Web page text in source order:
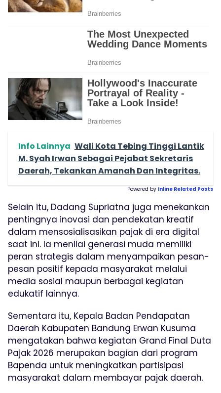
Info Lainnya Wali Kota Tebing Tinggi Lantik
M. Syah Irwan Sebagai Pejabat Sekretaris
Daerah, Tekankan Amanah Dan Integritas.
Powered by Inline Related Posts
Selain itu, Dadang Supriatna juga menekankan
pentingnya inovasi dan pendekatan kreatif
dalam mensosialisasikan pajak di era digital
saat ini. Ia menilai generasi muda memiliki
peran strategis dalam menyampaikan pesan-
pesan positif kepada masyarakat melalui
media sosial maupun berbagai kegiatan
edukatif lainnya.
Sementara itu, Kepala Badan Pendapatan
Daerah Kabupaten Bandung Erwan Kusuma
mengatakan bahwa kegiatan Grand Final Duta
Pajak 2026 merupakan bagian dari program
Bapenda untuk meningkatkan partisipasi
masyarakat dalam membayar pajak daerah.